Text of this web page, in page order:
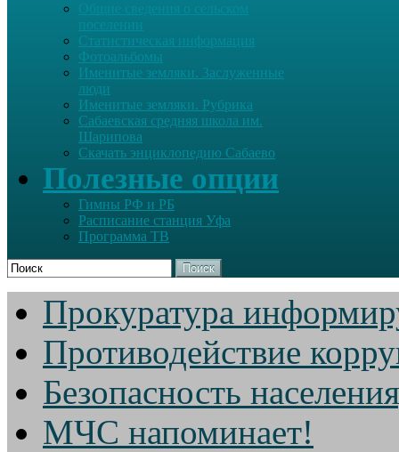
Общие сведения о сельском
поселении
Статистическая информация
Фотоальбомы
Именитые земляки. Заслуженные
люди
Именитые земляки. Рубрика
Сабаевская средняя школа им.
Шарипова
Скачать энциклопедию Сабаево
Полезные опции
Гимны РФ и РБ
Расписание станция Уфа
Программа ТВ
Поиск
Прокуратура
Противодействие
Безопасность
МЧС напоминает!